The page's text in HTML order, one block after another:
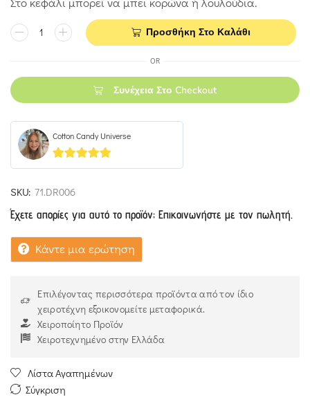
Προσθήκη Στο Καλάθι
OR
Συνέχεια Στο Checkout
Cotton Candy Universe
5out of 5
SKU: 71.DR006
Έχετε απορίες για αυτό το προϊόν; Επικοινωνήστε με τον πωλητή.
Κάντε μια ερώτηση
Επιλέγοντας περισσότερα προϊόντα από τον ίδιο
χειροτέχνη εξοικονομείτε μεταφορικά.
Χειροποίητο Προϊόν
Χειροτεχνημένο στην Ελλάδα
Λίστα Αγαπημένων
Σύγκριση